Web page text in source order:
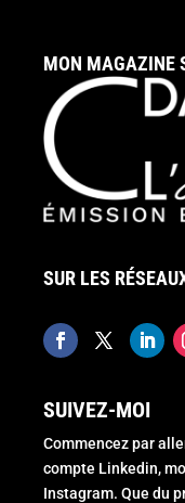
MON MAGAZINE
SUR LES
SUIVEZ-MOI
Commencez par
compte Linkedin,
Instagram. Que du